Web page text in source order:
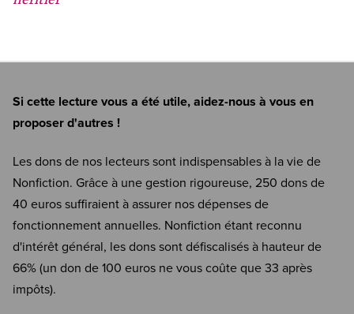
Si cette lecture vous a été utile, aidez-nous à vous en
proposer d'autres !
Les dons de nos lecteurs sont indispensables à la vie de
Nonfiction. Grâce à une gestion rigoureuse, 250 dons de
40 euros suffiraient à assurer nos dépenses de
fonctionnement annuelles. Nonfiction étant reconnu
d'intérêt général, les dons sont défiscalisés à hauteur de
66% (un don de 100 euros ne vous coûte que 33 après
impôts).